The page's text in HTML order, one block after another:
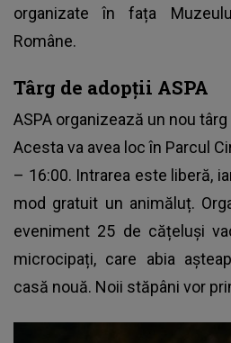
organizate în fața
Române.
Târg de adopții ASPA
ASPA organizează un nou
Acesta va avea loc în Parcul
– 16:00. Intrarea este liberă,
mod gratuit un animăluț.
eveniment 25 de cățeluși
microcipați, care abia
casă nouă. Noii stăpâni vor